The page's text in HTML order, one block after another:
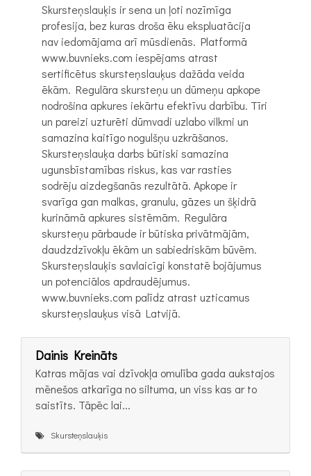
Skursteņslauķis ir sena un ļoti nozīmīga
profesija, bez kuras droša ēku ekspluatācija
nav iedomājama arī mūsdienās. Platformā
www.buvnieks.com iespējams atrast
sertificētus skursteņslauķus dažāda veida
ēkām. Regulāra skursteņu un dūmeņu apkope
nodrošina apkures iekārtu efektīvu darbību. Tīri
un pareizi uzturēti dūmvadi uzlabo vilkmi un
samazina kaitīgo nogulšņu uzkrāšanos.
Skursteņslauķa darbs būtiski samazina
ugunsbīstamības riskus, kas var rasties
sodrēju aizdegšanās rezultātā. Apkope ir
svarīga gan malkas, granulu, gāzes un šķidrā
kurināmā apkures sistēmām. Regulāra
skursteņu pārbaude ir būtiska privātmājām,
daudzdzīvokļu ēkām un sabiedriskām būvēm.
Skursteņslauķis savlaicīgi konstatē bojājumus
un potenciālos apdraudējumus.
www.buvnieks.com palīdz atrast uzticamus
skursteņslauķus visā Latvijā.
Dainis Kreināts
Katras mājas vai dzīvokļa omulība gada aukstajos
mēnešos atkarīga no siltuma, un viss kas ar to
saistīts. Tāpēc lai...
Skursteņslauķis